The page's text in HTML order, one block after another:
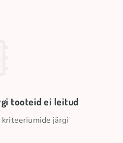
tooteid ei leitud
järgi